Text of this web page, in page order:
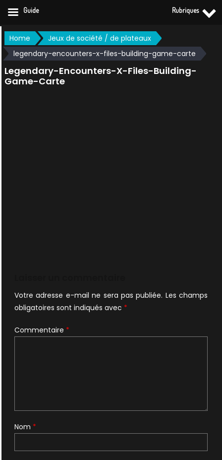
Skip
to
content
Home
Jeux de société / de plateaux
legendary-encounters-x-files-building-game-carte
Legendary-Encounters-X-Files-Building-
Game-Carte
Votre adresse e-mail ne sera pas publiée. Les champs
obligatoires sont indiqués avec *
Commentaire *
Nom *
Guide Rubriques